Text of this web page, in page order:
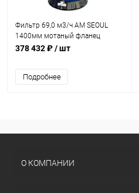
Фильтр 69,0 м3/ч AM SEOUL
1400мм мотаный фланец
110мм +Люк400+См.окно
378 432 ₽/ шт
Подробнее
О КОМПАНИИ